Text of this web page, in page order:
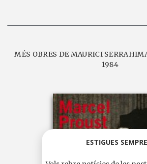
MÉS OBRES DE MAURICI
1984
ESTIGUES